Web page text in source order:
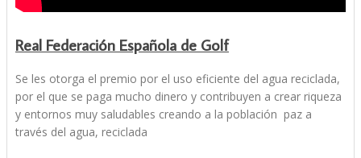
Real Federación Española de Golf
Se les otorga el premio por el uso eficiente del agua reciclada,
por el que se paga mucho dinero y contribuyen a crear riqueza
y entornos muy saludables creando a la población paz a
través del agua, reciclada